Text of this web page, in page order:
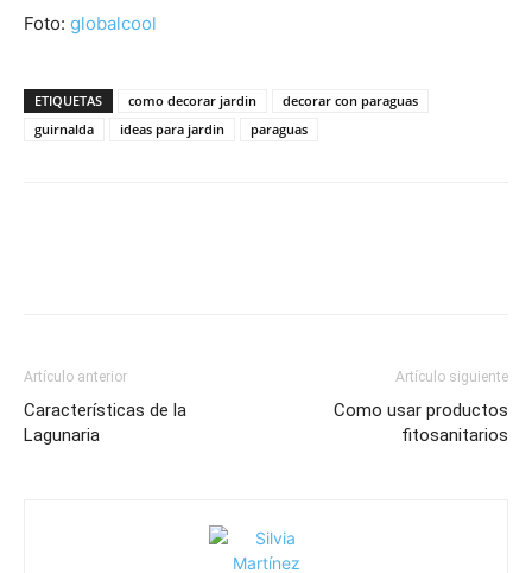
Foto: globalcool
ETIQUETAS como decorar jardin
decorar con paraguas
guirnalda
ideas para jardin paraguas
Artículo anterior
Características de la
Lagunaria
Artículo siguiente
Como usar productos
fitosanitarios